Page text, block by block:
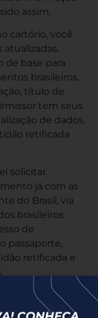
assim.
cartório, você
atualizadas.
de base para
brasileiros,
título de
tem seus
de dados,
retificada
solicitar
já com as
do Brasil, via
brasileiros
de
passaporte,
retificada e
de